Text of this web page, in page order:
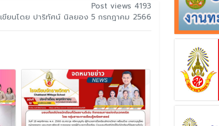
Post views 4193
เขียนโดย ปาริทัศน์ นิลยอง 5 กรกฎาคม 2566